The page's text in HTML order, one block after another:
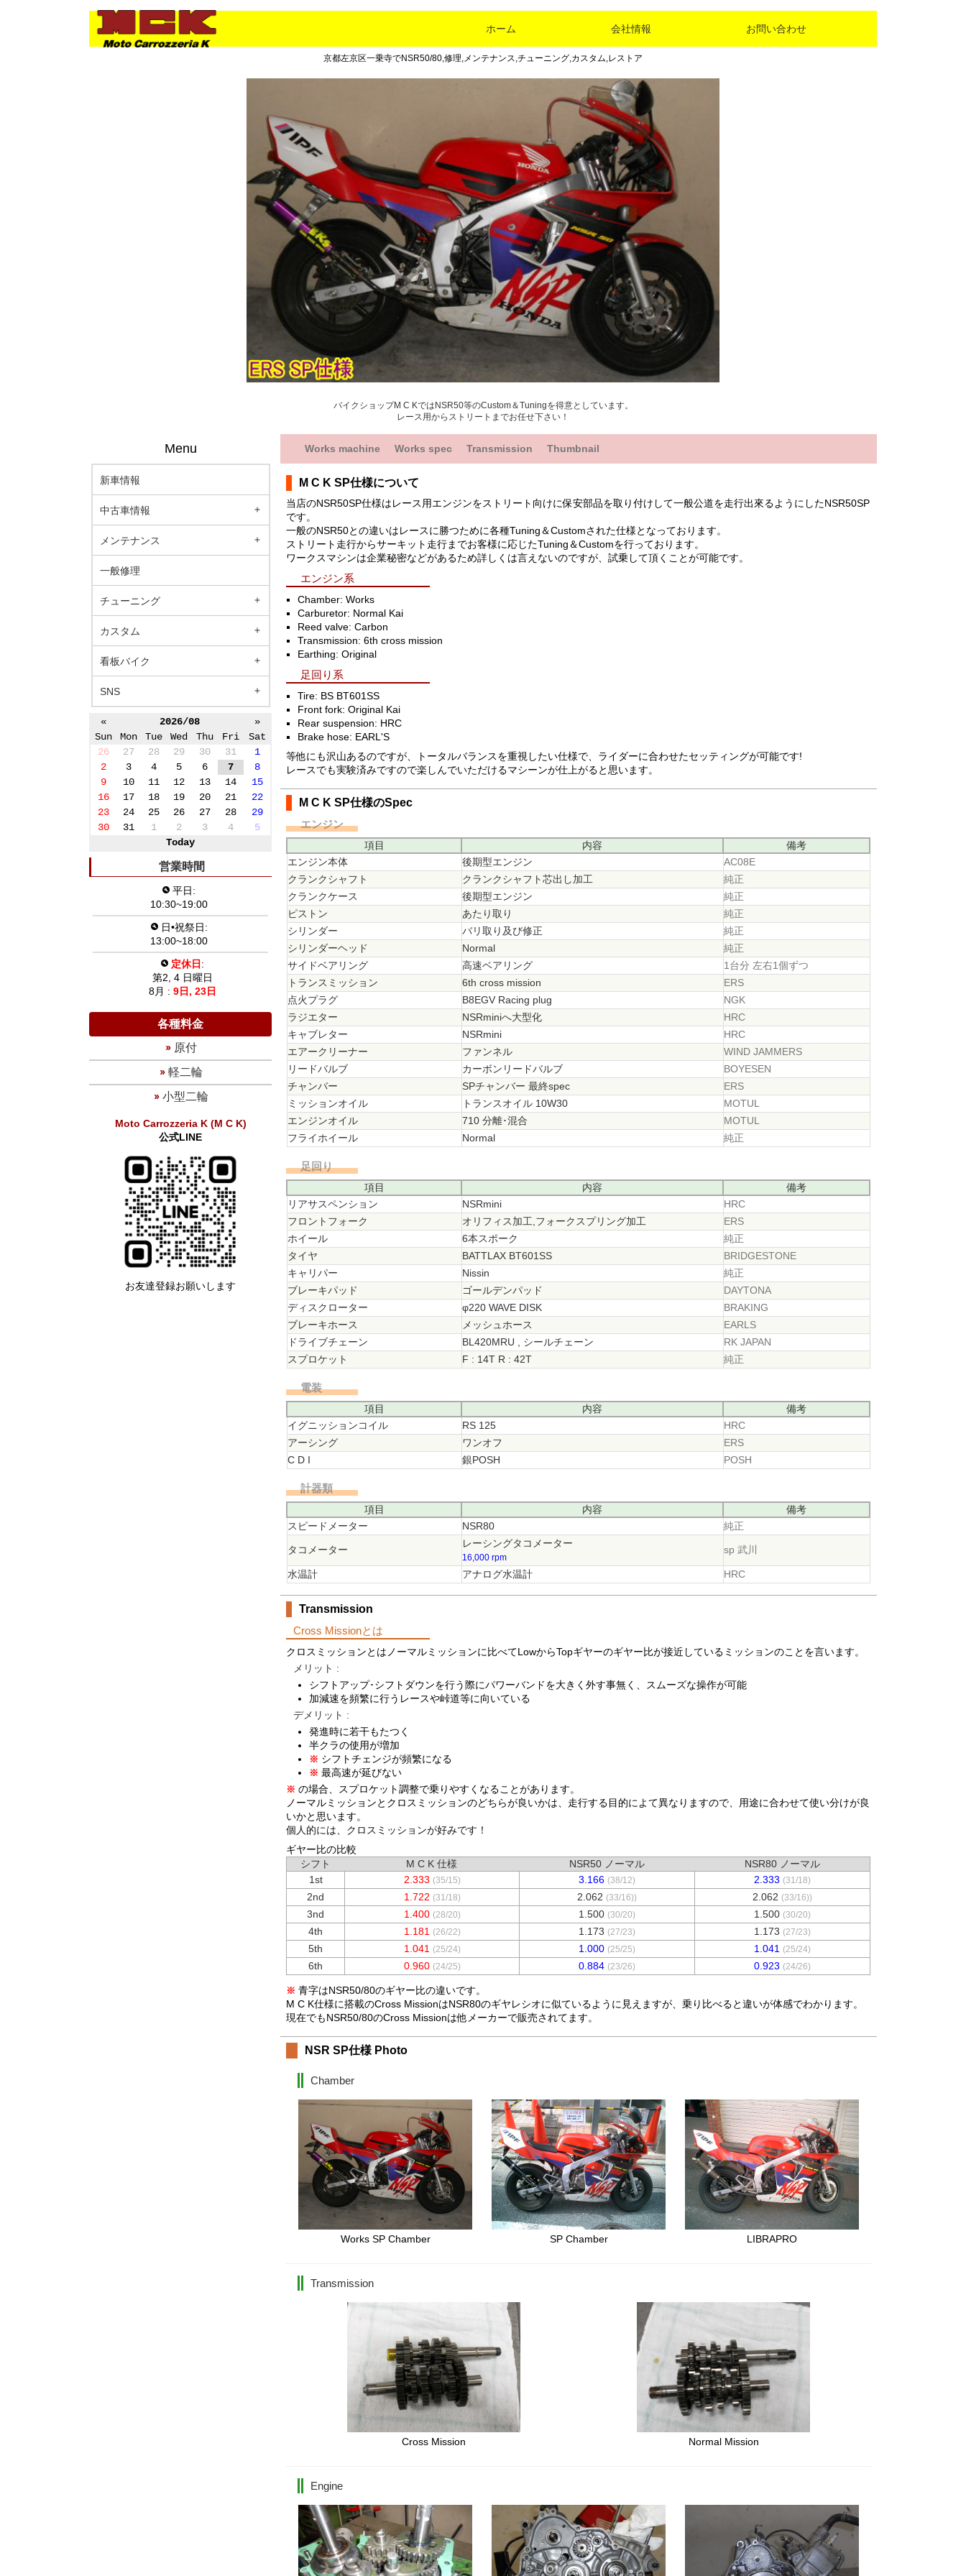
ホーム 会社情報 お問い合わせ
京都左京区一乗寺でNSR50/80,修理,メンテナンス,チューニング,カスタム,レストア
バイクショップM C KではNSR50等のCustom＆Tuningを得意としています。
レース用からストリートまでお任せ下さい！
Works machine Works spec Transmission Thumbnail
M C K SP仕様について
当店のNSR50SP仕様はレース用エンジンをストリート向けに保安部品を取り付けして一般公道を走行出來るようにしたNSR50SP
です。
一般のNSR50との違いはレースに勝つために各種Tuning＆Customされた仕様となっております。
ストリート走行からサーキット走行までお客様に応じたTuning＆Customを行っております。
ワークスマシンは企業秘密などがあるため詳しくは言えないのですが、試乗して頂くことが可能です。
エンジン系
Chamber: Works
Carburetor: Normal Kai
Reed valve: Carbon
Transmission: 6th cross mission
Earthing: Original
足回り系
Tire: BS BT601SS
Front fork: Original Kai
Rear suspension: HRC
Brake hose: EARL'S
等他にも沢山あるのですが、トータルバランスを重視したい仕様で、ライダーに合わせたセッティングが可能です!
レースでも実験済みですので楽しんでいただけるマシーンが仕上がると思います。
M C K SP仕様のSpec
エンジン
項目 内容
備考
エンジン本体
後期型エンジン
AC08E
クランクシャフト
クランクシャフト芯出し加工
純正
クランクケース
後期型エンジン
純正
ピストン
あたり取り
純正
シリンダー
バリ取り及び修正
純正
シリンダーヘッド
Normal
純正
サイドベアリング
高速ベアリング
1台分 左右1個ずつ
トランスミッション
6th cross mission
ERS
点火プラグ
B8EGV Racing plug
NGK
ラジエター
NSRminiへ大型化
HRC
キャブレター
NSRmini
HRC
エアークリーナー
ファンネル
WIND JAMMERS
リードバルブ
カーボンリードバルブ
BOYESEN
チャンバー
SPチャンバー 最終spec
ERS
ミッションオイル
トランスオイル 10W30
MOTUL
エンジンオイル
710 分離･混合
MOTUL
フライホイール
Normal 純正
足回り
項目 内容
備考
リアサスペンション
NSRmini
HRC
フロントフォーク
オリフィス加工,フォークスプリング加工
ERS
ホイール
6本スポーク
純正
タイヤ
BATTLAX BT601SS
BRIDGESTONE
キャリパー
Nissin
純正
ブレーキパッド
ゴールデンパッド
DAYTONA
ディスクローター
φ220 WAVE DISK
BRAKING
ブレーキホース
メッシュホース
EARLS
ドライブチェーン
BL420MRU , シールチェーン
RK JAPAN
スプロケット
F : 14T R : 42T 純正
電装
項目 内容
備考
イグニッションコイル
RS 125
HRC
アーシング
ワンオフ
ERS
C D I
銀POSH POSH
計器類
項目 内容
備考
スピードメーター
NSR80 純正
タコメーター
レーシングタコメーター
16,000 rpm
sp 武川
水温計 アナログ水温計 HRC
Transmission
Cross Missionとは
クロスミッションとはノーマルミッションに比べてLowからTopギヤーのギヤー比が接近しているミッションのことを言います。
メリット :
シフトアップ･シフトダウンを行う際にパワーバンドを大きく外す事無く、スムーズな操作が可能
加減速を頻繁に行うレースや峠道等に向いている
デメリット :
発進時に若干もたつく
半クラの使用が増加
※ シフトチェンジが頻繁になる
※ 最高速が延びない
※ の場合、スプロケット調整で乗りやすくなることがあります。
ノーマルミッションとクロスミッションのどちらが良いかは、走行する目的によて異なりますので、用途に合わせて使い分けが良
いかと思います。
個人的には、クロスミッションが好みです！
ギヤー比の比較
シフト
M C K 仕様 NSR50 ノーマル
NSR80 ノーマル
1st
2.333 (35/15) 3.166 (38/12) 2.333 (31/18)
2nd 1.722 (31/18) 2.062 (33/16)) 2.062 (33/16))
3nd 1.400 (28/20) 1.500 (30/20) 1.500 (30/20)
4th 1.181 (26/22) 1.173 (27/23) 1.173 (27/23)
5th 1.041 (25/24) 1.000 (25/25) 1.041 (25/24)
6th 0.960 (24/25) 0.884 (23/26) 0.923 (24/26)
※ 青字はNSR50/80のギヤー比の違いです。
M C K仕様に搭載のCross MissionはNSR80のギヤレシオに似ているように見えますが、乗り比べると違いが体感でわかります。
現在でもNSR50/80のCross Missionは他メーカーで販売されてます。
NSR SP仕様 Photo
Chamber
Works SP Chamber SP Chamber LIBRAPRO
Transmission
Cross Mission Normal Mission
Engine
Menu
新車情報
中古車情報
メンテナンス
一般修理
チューニング
カスタム
看板バイク
SNS
« 2026/08
»
Sun
Mon Tue Wed Thu Fri
Sat
26
27 28 29 30 31
1
2
3 4 5 6 7
8
9
10 11 12 13 14
15
16
17 18 19 20 21
22
23
24 25 26 27 28
29
30
31 1 2 3 4
5
Today
営業時間
平日:
10:30~19:00
日•祝祭日:
13:00~18:00
定休日 :
第2, 4 日曜日
8月 : 9日, 23日
各種料金
原付
軽二輪
小型二輪
Moto Carrozzeria K (M C K)
公式LINE
お友達登録お願いします